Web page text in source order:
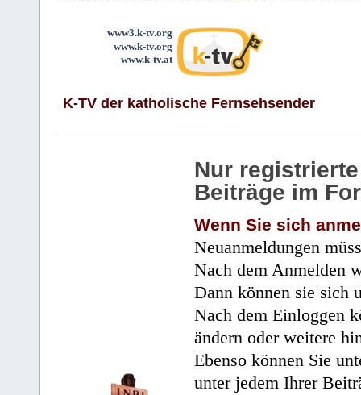
www3.k-tv.org
www.k-tv.org
www.k-tv.at
K-TV der katholische Fernsehsender
Nur
Beiträge im
Wenn Sie sich
Neuanmeldungen
Nach dem Anmelden
Dann können sie sich
Nach dem Einloggen
ändern oder weitere
Ebenso können Sie
unter jedem Ihrer